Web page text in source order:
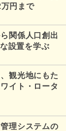
円まで
関係人口創出
設置を学ぶ
観光地にもた
イト・ロータ
理システムの